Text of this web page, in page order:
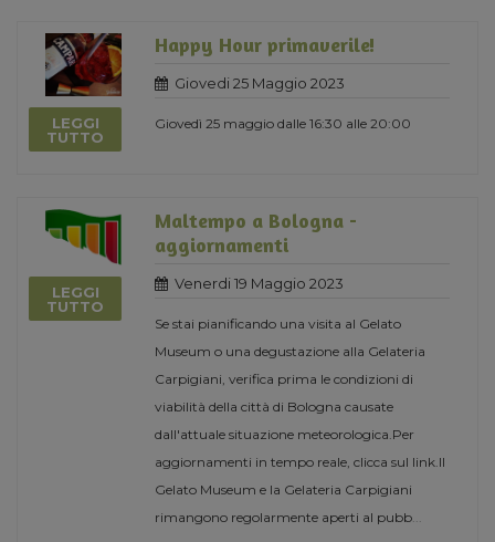
LEGGI
TUTTO
Happy Hour primaverile!
Giovedi 25 Maggio 2023
Giovedì 25 maggio dalle 16:30 alle 20:00
LEGGI
TUTTO
Maltempo a Bologna -
aggiornamenti
Venerdi 19 Maggio 2023
Se stai pianificando una visita al Gelato
Museum o una degustazione alla Gelateria
Carpigiani, verifica prima le condizioni di
viabilità della città di Bologna causate
dall'attuale situazione meteorologica.Per
aggiornamenti in tempo reale, clicca sul link.Il
Gelato Museum e la Gelateria Carpigiani
rimangono regolarmente aperti al pubb...